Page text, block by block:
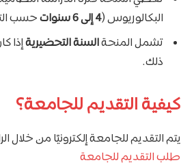
البكالوريوس (4 إلى 6 سنوات
حسب
تشمل المنحةالسنة التحضيريةإذا
ذلك.
كيفية التقديم للجامعة؟
يتم التقديم للجامعة إلكترونيًا من خلال
طلب التقديم للجامعة